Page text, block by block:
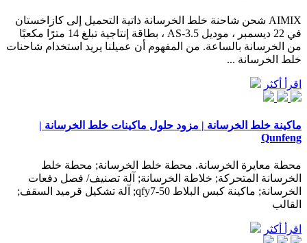
AIMIX شحن شاحنة خلط الخرسانة ذاتية التحميل إلى كازاخستان
في 22 ديسمبر ، موديل AS-3.5 ، بطاقة إنتاجية تبلغ 14 مترًا مكعبًا
من الخرسانة بالساعة. من المفهوم أن عميلنا يريد استخدام شاحنات
خلط الخرسانة ...
اقرأ أكثر
ماكينة خلط الخرسانة | مزود حلول ماكينات خلط الخرسانة |
Qunfeng
محطة معايرة الخرسانة. محطة خلط الخرسانة; محطة خلط
الخرسانة المتحركة; خلاطة الخرسانة; آلة تصنيف/ فصل دفعات
الخرسانة; ماكينة كبس البلاط qfy7-50; آلة تشكيل قرميد السقف;
القالب
اقرأ أكثر